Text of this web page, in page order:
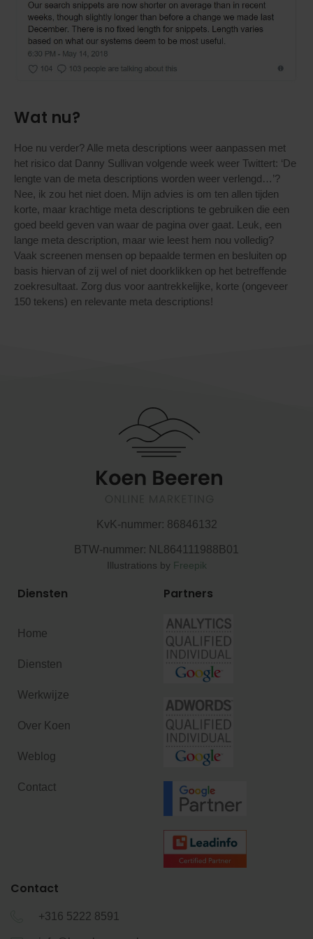
Wat nu?
Hoe nu verder? Alle meta descriptions weer aanpassen met
het risico dat Danny Sullivan volgende week weer Twittert: ‘De
lengte van de meta descriptions worden weer verlengd…’?
Nee, ik zou het niet doen. Mijn advies is om ten allen tijden
korte, maar krachtige meta descriptions te gebruiken die een
goed beeld geven van waar de pagina over gaat. Leuk, een
lange meta description, maar wie leest hem nou volledig?
Vaak screenen mensen op bepaalde termen en besluiten op
basis hiervan of zij wel of niet doorklikken op het betreffende
zoekresultaat. Zorg dus voor aantrekkelijke, korte (ongeveer
150 tekens) en relevante meta descriptions!
KvK-nummer: 86846132
BTW-nummer: NL864111988B01
Illustrations by Freepik
Diensten
Home
Diensten
Werkwijze
Over Koen
Weblog
Contact
Partners
Contact
+316 5222 8591